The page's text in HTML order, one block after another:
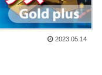
2023.05.14